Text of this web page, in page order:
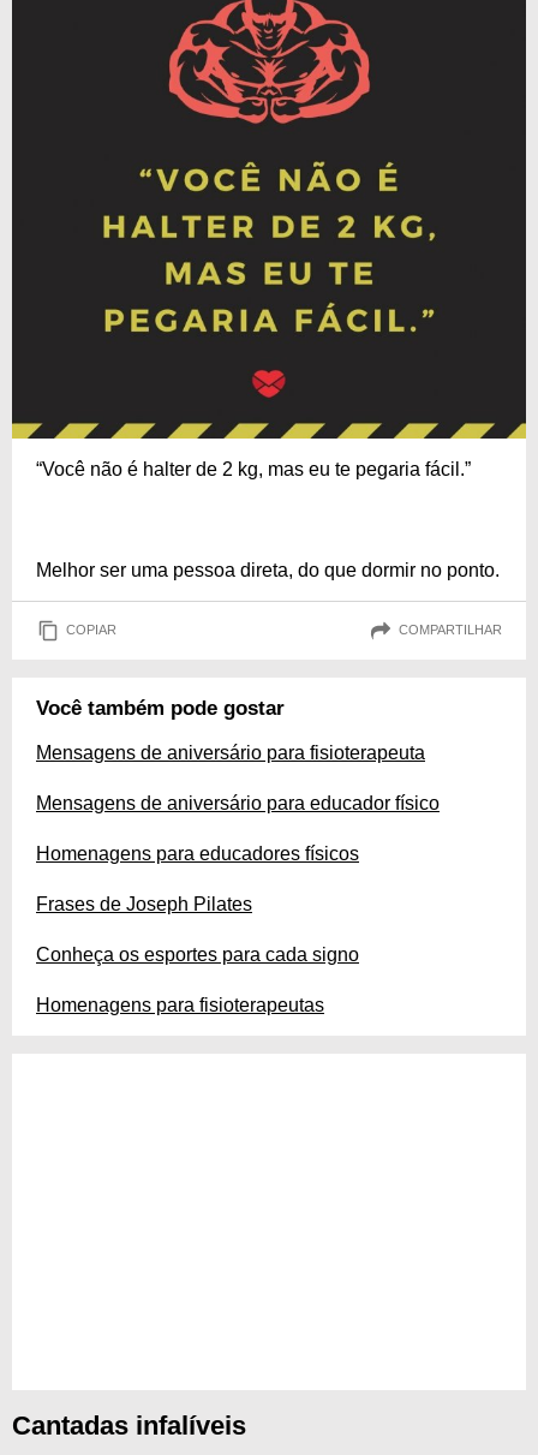
“Você não é halter de 2 kg, mas eu te pegaria fácil.”
Melhor ser uma pessoa direta, do que dormir no ponto.
COPIAR COMPARTILHAR
Você também pode gostar
Mensagens de aniversário para fisioterapeuta
Mensagens de aniversário para educador físico
Homenagens para educadores físicos
Frases de Joseph Pilates
Conheça os esportes para cada signo
Homenagens para fisioterapeutas
Cantadas infalíveis